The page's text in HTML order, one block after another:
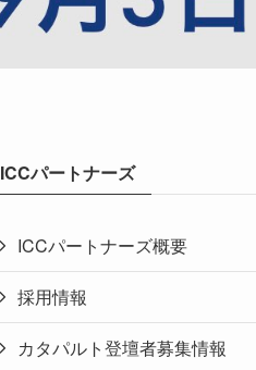
ICCパートナーズ
ICCパートナーズ概要
採用情報
カタパルト登壇者募集情報